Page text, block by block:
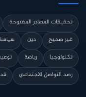
تحقيقات المصادر المفتوحة
غير صحيح
دين
تكنولوجيا
رياضة
رصد التواصل الاجتماعي